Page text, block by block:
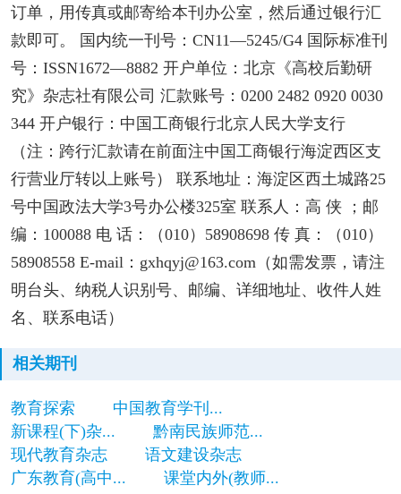
订单，用传真或邮寄给本刊办公室，然后通过银行汇
款即可。 国内统一刊号：CN11—5245/G4 国际标准刊
号：ISSN1672—8882 开户单位：北京《高校后勤研
究》杂志社有限公司 汇款账号：0200 2482 0920 0030
344 开户银行：中国工商银行北京人民大学支行
（注：跨行汇款请在前面注中国工商银行海淀西区支
行营业厅转以上账号） 联系地址：海淀区西土城路25
号中国政法大学3号办公楼325室 联系人：高 侠 ；邮
编：100088 电 话：（010）58908698 传 真：（010）
58908558 E-mail：gxhqyj@163.com（如需发票，请注
明台头、纳税人识别号、邮编、详细地址、收件人姓
名、联系电话）
相关期刊
教育探索
中国教育学刊...
新课程(下)杂...
黔南民族师范...
现代教育杂志
语文建设杂志
广东教育(高中...
课堂内外(教师...